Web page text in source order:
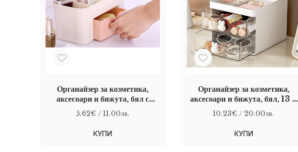
Органайзер за козметика,
аксесоари и бижута, бял с
розово чекмедже, 20 x 10,5 x
10 cm
5.62€ / 11.00лв.
КУПИ
Органайзер за козметика,
аксесоари и бижута, бял, 13 x
15 x 11.3 cm
10.23€ / 20.00лв.
КУПИ